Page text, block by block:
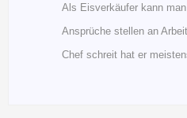
Als Eisverkäufer kann
Ansprüche stellen an
Chef schreit hat er